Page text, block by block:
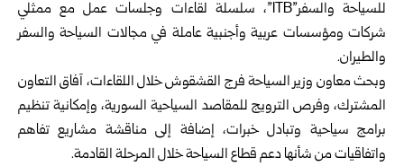
للسياحة والسفر”ITB”، سلسلة لقاءات وجلسات عمل مع ممثلي
شركات ومؤسسات عربية وأجنبية عاملة في مجالات السياحة والسفر
والطيران.
وبحث معاون وزير السياحة فرج القشقوش خلال اللقاءات، آفاق التعاون
المشترك، وفرص الترويج للمقاصد السياحية السورية، وإمكانية تنظيم
برامج سياحية وتبادل خبرات، إضافة إلى مناقشة مشاريع تفاهم
واتفاقيات من شأنها دعم قطاع السياحة خلال المرحلة القادمة.